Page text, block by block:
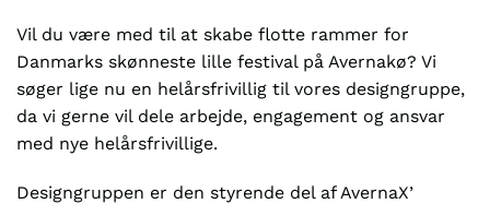
Vil du være med til at skabe flotte rammer for
Danmarks skønneste lille festival på Avernakø? Vi
søger lige nu en helårsfrivillig til vores designgruppe,
da vi gerne vil dele arbejde, engagement og ansvar
med nye helårsfrivillige.
Designgruppen er den styrende del af AvernaX’